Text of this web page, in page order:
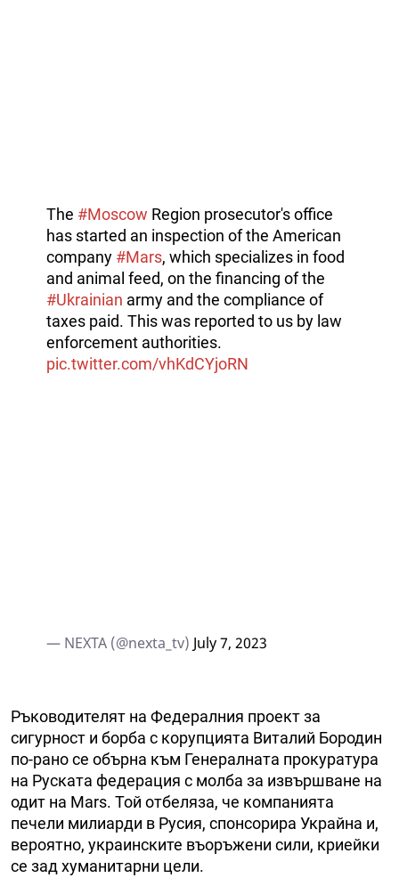
The #Moscow Region prosecutor's office
has started an inspection of the American
company #Mars, which specializes in food
and animal feed, on the financing of the
#Ukrainian army and the compliance of
taxes paid. This was reported to us by law
enforcement authorities.
pic.twitter.com/vhKdCYjoRN
— NEXTA (@nexta_tv) July 7, 2023
Ръководителят на Федералния проект за
сигурност и борба с корупцията Виталий Бородин
по-рано се обърна към Генералната прокуратура
на Руската федерация с молба за извършване на
одит на Mars. Той отбеляза, че компанията
печели милиарди в Русия, спонсорира Украйна и,
вероятно, украинските въоръжени сили, криейки
се зад хуманитарни цели.